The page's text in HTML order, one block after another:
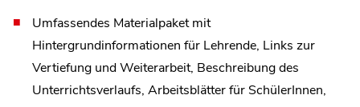
Umfassendes Materialpaket mit
Hintergrundinformationen für Lehrende, Links zur
Vertiefung und Weiterarbeit, Beschreibung des
Unterrichtsverlaufs, Arbeitsblätter für SchülerInnen,